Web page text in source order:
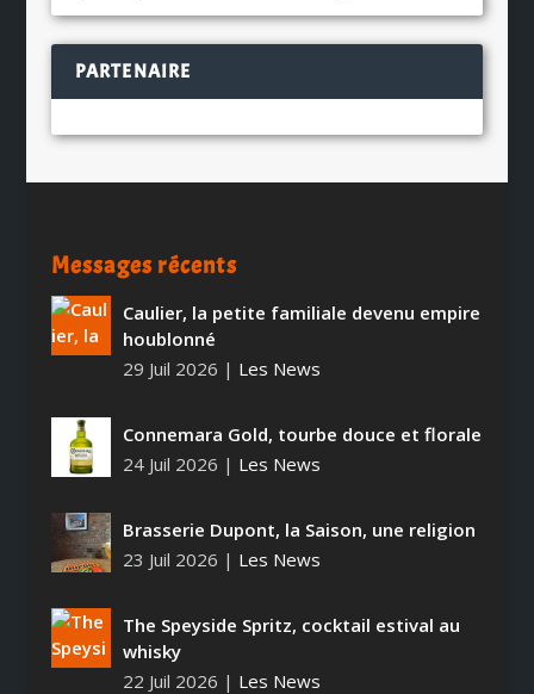
PARTENAIRE
Messages récents
Caulier, la petite familiale devenu empire
houblonné
29 Juil 2026 | Les News
Connemara Gold, tourbe douce et florale
24 Juil 2026 | Les News
Brasserie Dupont, la Saison, une religion
23 Juil 2026 | Les News
The Speyside Spritz, cocktail estival au
whisky
22 Juil 2026 | Les News